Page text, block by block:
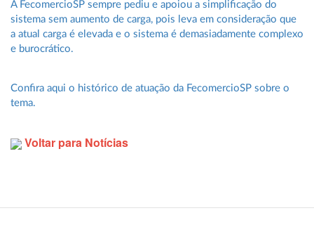
A FecomercioSP sempre pediu e apoiou a simplificação do
sistema sem aumento de carga, pois leva em consideração que
a atual carga é elevada e o sistema é demasiadamente complexo
e burocrático.
Confira aqui o histórico de atuação da FecomercioSP sobre o
tema.
Voltar para Notícias